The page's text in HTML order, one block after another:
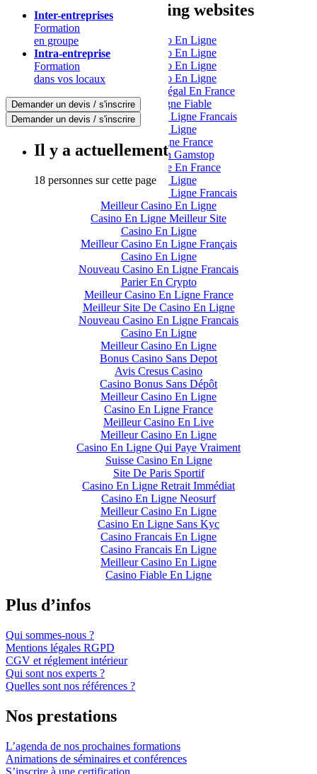
Inter-entreprises
Formation
en groupe
Intra-entreprise
Formation
dans vos locaux
Demander un devis / s'inscrire
Demander un devis / s'inscrire
Il y a actuellement
18 personnes sur cette page
Other interesting websites
Meilleur Casino En Ligne
Meilleur Casino En Ligne
Meilleur Casino En Ligne
Meilleur Casino En Ligne
Casino En Ligne Légal En France
Casino En Ligne Fiable
Meilleur Casino En Ligne Francais
Casino En Ligne
Casino En Ligne France
Casino Not On Gamstop
Casino En Ligne En France
Casino En Ligne
Meilleur Casino En Ligne Francais
Meilleur Casino En Ligne
Casino En Ligne Meilleur Site
Casino En Ligne
Meilleur Casino En Ligne Français
Casino En Ligne
Nouveau Casino En Ligne Francais
Parier En Crypto
Meilleur Casino En Ligne France
Meilleur Site De Casino En Ligne
Nouveau Casino En Ligne Francais
Casino En Ligne
Meilleur Casino En Ligne
Bonus Casino Sans Depot
Avis Cresus Casino
Casino Bonus Sans Dépôt
Meilleur Casino En Ligne
Casino En Ligne France
Meilleur Casino En Live
Meilleur Casino En Ligne
Casino En Ligne Qui Paye Vraiment
Suisse Casino En Ligne
Site De Paris Sportif
Casino En Ligne Retrait Immédiat
Casino En Ligne Neosurf
Meilleur Casino En Ligne
Casino En Ligne Sans Kyc
Casino Francais En Ligne
Casino Francais En Ligne
Meilleur Casino En Ligne
Casino Fiable En Ligne
Plus d’infos
Qui sommes-nous ?
Mentions légales RGPD
CGV et réglement intérieur
Qui sont nos experts ?
Quelles sont nos références ?
Nos prestations
L’agenda de nos prochaines formations
Animations de séminaires et conférences
S’inscrire à une certification